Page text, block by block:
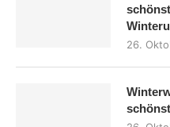
26.